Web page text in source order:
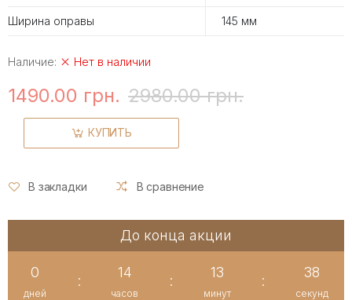
Ширина оправы 145 мм
Наличие: Нет в наличии
1490.00 грн. 2980.00 грн.
КУПИТЬ
В закладки В сравнение
До конца акции
0
дней
:
14
часов
:
13
минут
:
38
секунд